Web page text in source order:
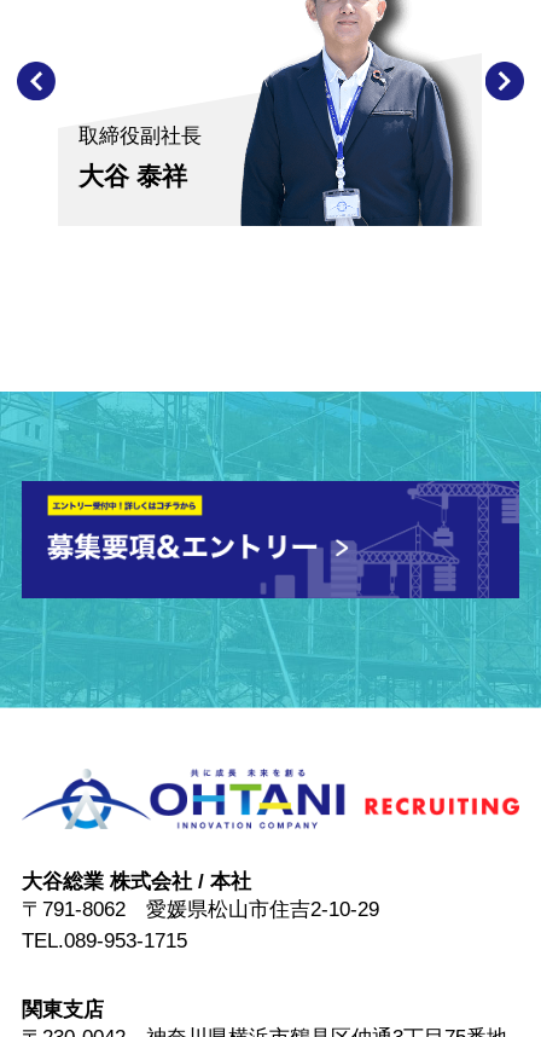
取締役副社長
大谷 泰祥
大谷総業 株式会社 / 本社
〒791-8062 愛媛県松山市住吉2-10-29
TEL.089-953-1715
関東支店